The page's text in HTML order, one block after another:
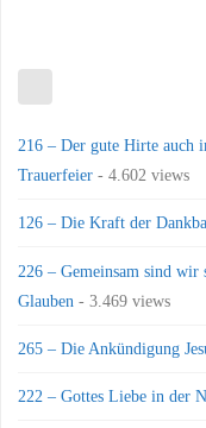
216 – Der gute Hirte auch
Trauerfeier - 4.602 views
126 – Die Kraft der
226 – Gemeinsam sind
Glauben - 3.469 views
265 – Die Ankündigung
222 – Gottes Liebe in der